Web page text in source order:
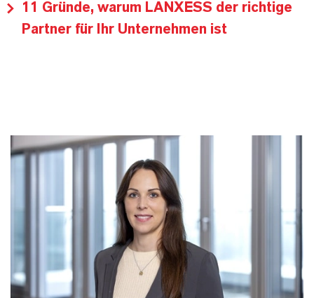
11 Gründe, warum LANXESS der richtige
Partner für Ihr Unternehmen ist